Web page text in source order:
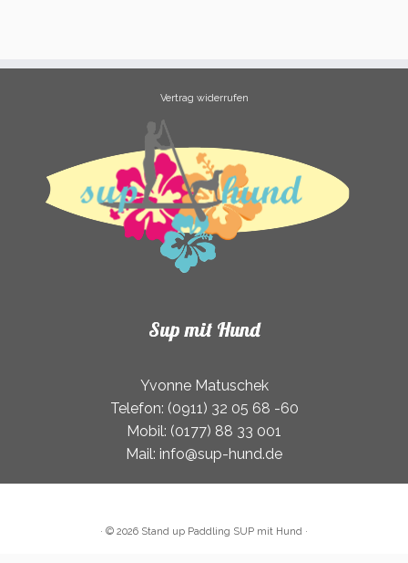
Optionen
der
Produktseite
gewählt
werden
Vertrag widerrufen
Sup mit Hund
Yvonne Matuschek
Telefon: (0911) 32 05 68 -60
Mobil: (0177) 88 33 001
Mail: info@sup-hund.de
· © 2026 Stand up Paddling SUP mit Hund ·